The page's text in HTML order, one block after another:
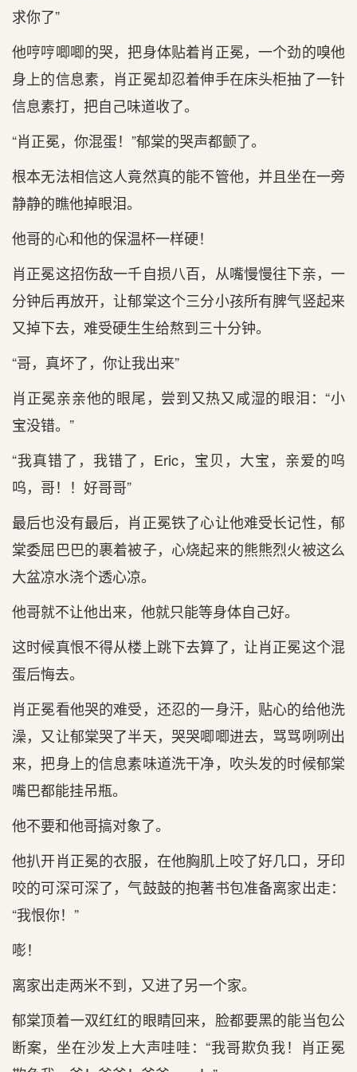
求你了”
他哼哼唧唧的哭，把身体贴着肖正冕，一个劲的嗅他
身上的信息素，肖正冕却忍着伸手在床头柜抽了一针
信息素打，把自己味道收了。
“肖正冕，你混蛋！”郁棠的哭声都颤了。
根本无法相信这人竟然真的能不管他，并且坐在一旁
静静的瞧他掉眼泪。
他哥的心和他的保温杯一样硬！
肖正冕这招伤敌一千自损八百，从嘴慢慢往下亲，一
分钟后再放开，让郁棠这个三分小孩所有脾气竖起来
又掉下去，难受硬生生给熬到三十分钟。
“哥，真坏了，你让我出来”
肖正冕亲亲他的眼尾，尝到又热又咸湿的眼泪：“小
宝没错。”
“我真错了，我错了，Eric，宝贝，大宝，亲爱的呜
呜，哥！！好哥哥”
最后也没有最后，肖正冕铁了心让他难受长记性，郁
棠委屈巴巴的裹着被子，心烧起来的熊熊烈火被这么
大盆凉水浇个透心凉。
他哥就不让他出来，他就只能等身体自己好。
这时候真恨不得从楼上跳下去算了，让肖正冕这个混
蛋后悔去。
肖正冕看他哭的难受，还忍的一身汗，贴心的给他洗
澡，又让郁棠哭了半天，哭哭唧唧进去，骂骂咧咧出
来，把身上的信息素味道洗干净，吹头发的时候郁棠
嘴巴都能挂吊瓶。
他不要和他哥搞对象了。
他扒开肖正冕的衣服，在他胸肌上咬了好几口，牙印
咬的可深可深了，气鼓鼓的抱著书包准备离家出走：
“我恨你！”
嘭！
离家出走两米不到，又进了另一个家。
郁棠顶着一双红红的眼睛回来，脸都要黑的能当包公
断案，坐在沙发上大声哇哇：“我哥欺负我！肖正冕